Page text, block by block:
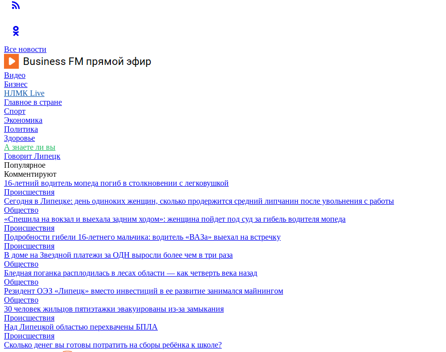
Все новости
Видео
Бизнес
НЛМК Live
Главное в стране
Спорт
Экономика
Политика
Здоровье
А знаете ли вы
Говорит Липецк
Популярное
Комментируют
16-летний водитель мопеда погиб в столкновении с легковушкой
Происшествия
Сегодня в Липецке: день одиноких женщин, сколько продержится средний липчанин после увольнения с работы
Общество
«Спешила на вокзал и выехала задним ходом»: женщина пойдет под суд за гибель водителя мопеда
Происшествия
Подробности гибели 16-летнего мальчика: водитель «ВАЗа» выехал на встречку
Происшествия
В доме на Звездной платежи за ОДН выросли более чем в три раза
Общество
Бледная поганка расплодилась в лесах области — как четверть века назад
Общество
Резидент ОЭЗ «Липецк» вместо инвестиций в ее развитие занимался майнингом
Общество
30 человек жильцов пятиэтажки эвакуированы из-за замыкания
Происшествия
Над Липецкой областью перехвачены БПЛА
Происшествия
Сколько денег вы готовы потратить на сборы ребёнка к школе?